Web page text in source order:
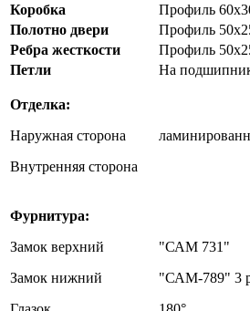
Коробка
Профиль
Полотно двери
Профиль
Ребра жесткости
Профиль
Петли
На
Отделка:
Наружная сторона
Внутренняя сторона
Фурнитура:
Замок верхний
Замок нижний
"САМ 731"
"САМ-789" 3